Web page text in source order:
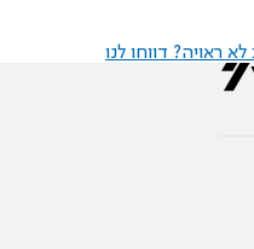
ראויה? דווחו לנו